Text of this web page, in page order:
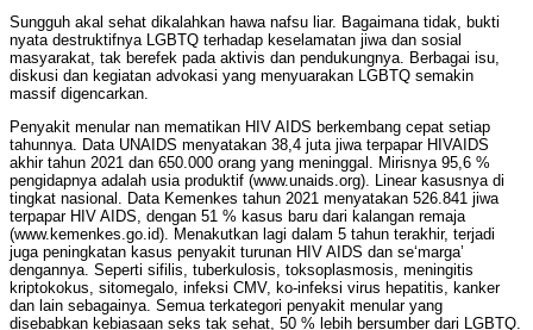
Sungguh akal sehat dikalahkan hawa nafsu liar. Bagaimana tidak, bukti
nyata destruktifnya LGBTQ terhadap keselamatan jiwa dan sosial
masyarakat, tak berefek pada aktivis dan pendukungnya. Berbagai isu,
diskusi dan kegiatan advokasi yang menyuarakan LGBTQ semakin
massif digencarkan.
Penyakit menular nan mematikan HIV AIDS berkembang cepat setiap
tahunnya. Data UNAIDS menyatakan 38,4 juta jiwa terpapar HIVAIDS
akhir tahun 2021 dan 650.000 orang yang meninggal. Mirisnya 95,6 %
pengidapnya adalah usia produktif (www.unaids.org). Linear kasusnya di
tingkat nasional. Data Kemenkes tahun 2021 menyatakan 526.841 jiwa
terpapar HIV AIDS, dengan 51 % kasus baru dari kalangan remaja
(www.kemenkes.go.id). Menakutkan lagi dalam 5 tahun terakhir, terjadi
juga peningkatan kasus penyakit turunan HIV AIDS dan se‘marga’
dengannya. Seperti sifilis, tuberkulosis, toksoplasmosis, meningitis
kriptokokus, sitomegalo, infeksi CMV, ko-infeksi virus hepatitis, kanker
dan lain sebagainya. Semua terkategori penyakit menular yang
disebabkan kebiasaan seks tak sehat, 50 % lebih bersumber dari LGBTQ.